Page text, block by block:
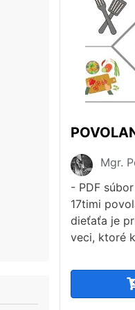
Mgr.
- PDF
17timi
dieťaťa je
veci, ktoré